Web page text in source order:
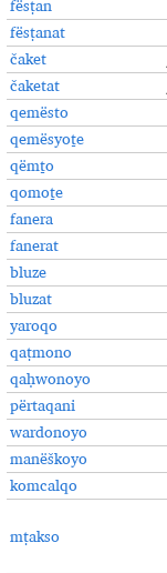
fësṭanat
čaket
čaketat
qemësto
qemësyoṯe
qëmṯo
qomoṯe
fanera
fanerat
bluze
bluzat
yaroqo
qaṭmono
qaḥwonoyo
përtaqani
wardonoyo
manëškoyo
komcalqo
mṭakso